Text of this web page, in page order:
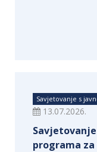
Savjetovanje s
13.07.2026.
programa